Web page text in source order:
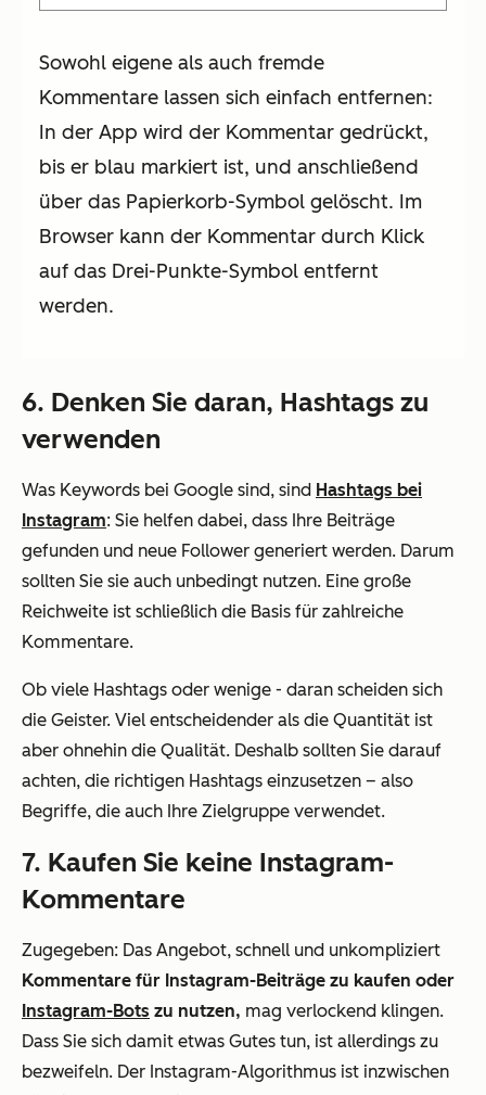
Sowohl eigene als auch fremde
Kommentare lassen sich einfach entfernen:
In der App wird der Kommentar gedrückt,
bis er blau markiert ist, und anschließend
über das Papierkorb-Symbol gelöscht. Im
Browser kann der Kommentar durch Klick
auf das Drei-Punkte-Symbol entfernt
werden.
6. Denken Sie daran, Hashtags zu
verwenden
Was Keywords bei Google sind, sind Hashtags bei
Instagram: Sie helfen dabei, dass Ihre Beiträge
gefunden und neue Follower generiert werden. Darum
sollten Sie sie auch unbedingt nutzen. Eine große
Reichweite ist schließlich die Basis für zahlreiche
Kommentare.
Ob viele Hashtags oder wenige - daran scheiden sich
die Geister. Viel entscheidender als die Quantität ist
aber ohnehin die Qualität. Deshalb sollten Sie darauf
achten, die richtigen Hashtags einzusetzen – also
Begriffe, die auch Ihre Zielgruppe verwendet.
7. Kaufen Sie keine Instagram-
Kommentare
Zugegeben: Das Angebot, schnell und unkompliziert
Kommentare für Instagram-Beiträge zu kaufen oder
Instagram-Bots zu nutzen, mag verlockend klingen.
Dass Sie sich damit etwas Gutes tun, ist allerdings zu
bezweifeln. Der Instagram-Algorithmus ist inzwischen